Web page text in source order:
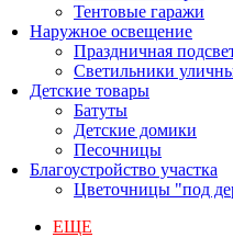
Тентовые гаражи
Наружное освещение
Праздничная
Светильники
Детские товары
Батуты
Детские домики
Песочницы
Благоустройство участка
Цветочницы "под
ЕЩЕ